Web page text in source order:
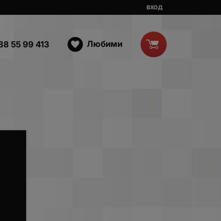
ВХОД
55 99 413 Любими